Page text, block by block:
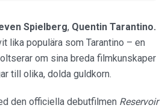
Spielberg, Quentin Tarantino.
lika populära som Tarantino – en
om sina breda filmkunskaper
till olika, dolda guldkorn.
den officiella debutfilmen Reservoir